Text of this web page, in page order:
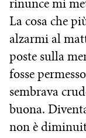
rinunce mi
La cosa che
alzarmi al
poste sulla
fosse
sembrava
buona.
non è